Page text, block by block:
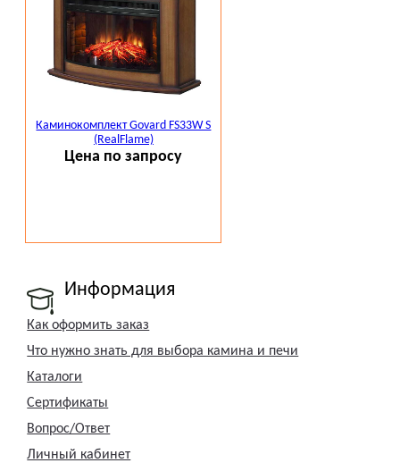
Каминокомплект Govard FS33W S
(RealFlame)
Цена по запросу
Информация
Как оформить заказ
Что нужно знать для выбора камина и печи
Каталоги
Сертификаты
Вопрос/Ответ
Личный кабинет